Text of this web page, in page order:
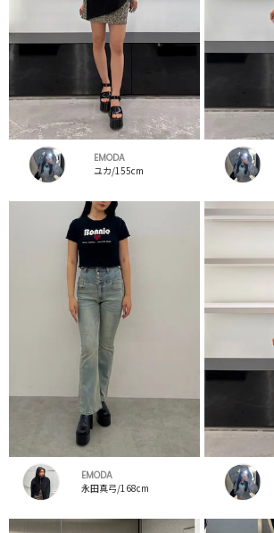
EMODA
ユカ/155cm
EMODA
永田真弓/168cm